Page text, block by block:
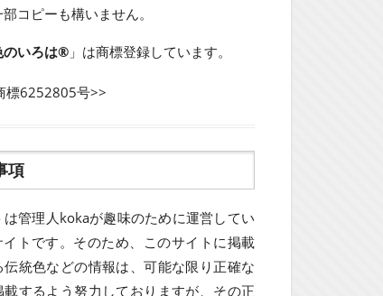
コピーも構いません。
のいろは®」は商標登録しています。
標6252805号>>
項
は管理人kokaが趣味のために運営してい
イトです。そのため、このサイトに掲載
伝統色などの情報は、可能な限り正確な
載するよう努力しておりますが、その正